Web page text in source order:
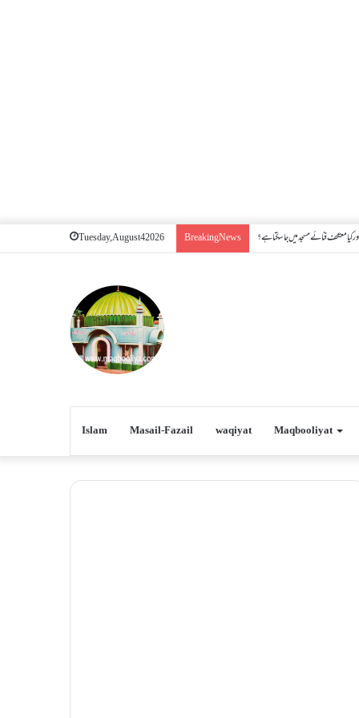
Tuesday, August 4 2026 Breaking News کیا معتکف فنائے مسجد میں جا سکتا ہے؟
Islam Masail-Fazail waqiyat Maqbooliyat